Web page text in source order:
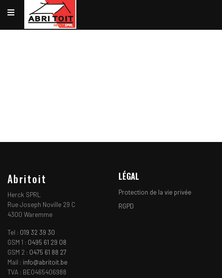
VOTRE TOITURE
NOTRE EXPÉRIENCE
Abritoit
Herck SPRL
Rue Joseph Noville 29 C
4300 Waremme
Tel : 019 32 39 30
GSM 1 : 0495 61 29 08
GSM 2 : 0475 61 88 27
Mail : info@abritoit.be
TVA : BE0465406988
LÉGAL
Protection de la vie privée
RGPD